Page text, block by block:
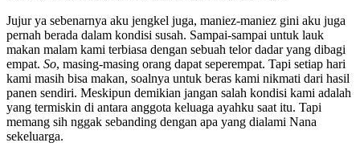
Jujur ya sebenarnya aku jengkel juga, maniez-maniez gini aku juga
pernah berada dalam kondisi susah. Sampai-sampai untuk lauk
makan malam kami terbiasa dengan sebuah telor dadar yang dibagi
empat. So, masing-masing orang dapat seperempat. Tapi setiap hari
kami masih bisa makan, soalnya untuk beras kami nikmati dari hasil
panen sendiri. Meskipun demikian jangan salah kondisi kami adalah
yang termiskin di antara anggota keluaga ayahku saat itu. Tapi
memang sih nggak sebanding dengan apa yang dialami Nana
sekeluarga.